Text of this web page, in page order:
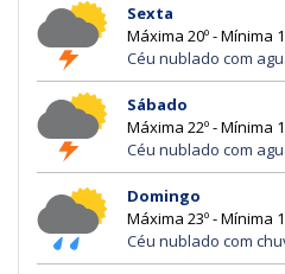
Sexta
Máxima 20º - Mínima
Céu nublado com
Sábado
Máxima 22º - Mínima
Céu nublado com
Domingo
Máxima 23º - Mínima
Céu nublado com